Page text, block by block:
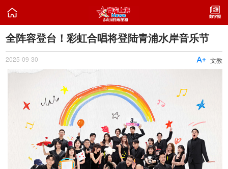

全阵容登台！彩虹合唱将登陆青浦水岸音乐节
2025-09-30 文教
